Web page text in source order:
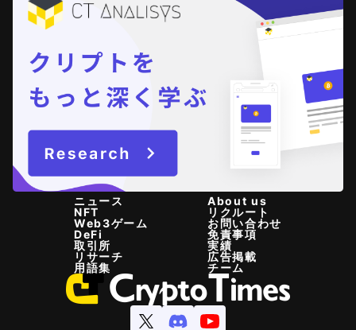
ニュース
NFT
Web3ゲーム
DeFi
取引所
リサーチ
用語集
About us
リクルート
お問い合わせ
免責事項
実績
広告掲載
チーム